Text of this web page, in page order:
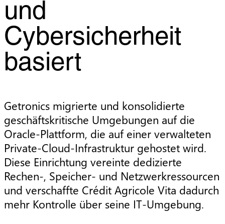
und
Cybersicherheit
basiert
Getronics migrierte und konsolidierte
geschäftskritische Umgebungen auf die
Oracle-Plattform, die auf einer verwalteten
Private-Cloud-Infrastruktur gehostet wird.
Diese Einrichtung vereinte dedizierte
Rechen-, Speicher- und Netzwerkressourcen
und verschaffte Crédit Agricole Vita dadurch
mehr Kontrolle über seine IT-Umgebung.